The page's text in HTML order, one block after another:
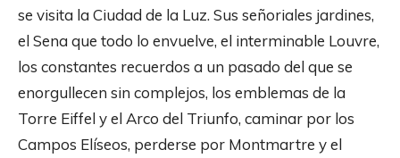
se visita la Ciudad de la Luz. Sus señoriales jardines,
el Sena que todo lo envuelve, el interminable Louvre,
los constantes recuerdos a un pasado del que se
enorgullecen sin complejos, los emblemas de la
Torre Eiffel y el Arco del Triunfo, caminar por los
Campos Elíseos, perderse por Montmartre y el